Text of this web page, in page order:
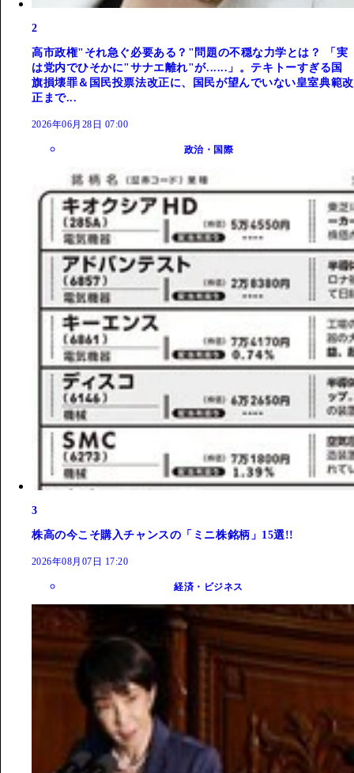
2
高市政権"それ急ぐ必要ある？"問題の不穏な力学とは？ 「実
は党内でひそかに"サナエ離れ"が......」。テキトーすぎる国
旗損壊罪＆国民投票法改正に、国民が望んでいない皇室典範改
正まで...
2026年06月28日 07:00
政治・国際
3
株高の今こそ購入チャンスの「ミニ株銘柄」15選!!
2026年08月07日 17:20
経済・ビジネス